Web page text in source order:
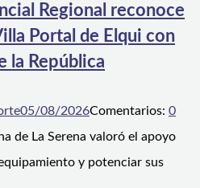
Regional reconoce
Portal de Elqui con
la República
05/08/2026Comentarios: 0
de La Serena valoró el apoyo
y potenciar sus